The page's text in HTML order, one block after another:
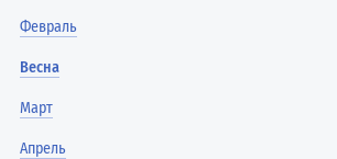
Февраль
Весна
Март
Апрель